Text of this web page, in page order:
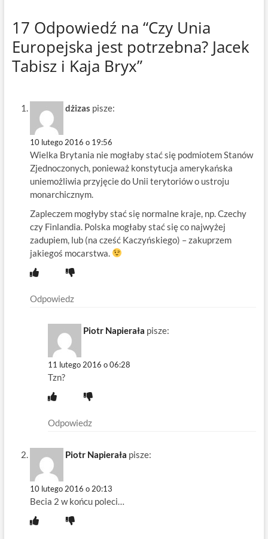
17 Odpowiedź na “Czy Unia
Europejska jest potrzebna? Jacek
Tabisz i Kaja Bryx”
dżizas pisze:
10 lutego 2016 o 19:56
Wielka Brytania nie mogłaby stać się podmiotem Stanów
Zjednoczonych, ponieważ konstytucja amerykańska
uniemożliwia przyjęcie do Unii terytoriów o ustroju
monarchicznym.
Zapleczem mogłyby stać się normalne kraje, np. Czechy
czy Finlandia. Polska mogłaby stać się co najwyżej
zadupiem, lub (na cześć Kaczyńskiego) – zakuprzem
jakiegoś mocarstwa.
Odpowiedz
Piotr Napierała pisze:
11 lutego 2016 o 06:28
Tzn?
Odpowiedz
Piotr Napierała pisze:
10 lutego 2016 o 20:13
Becia 2 w końcu poleci…